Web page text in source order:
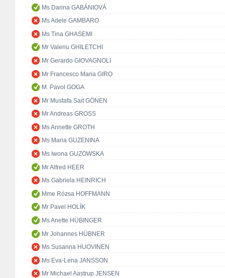
Ms Darina GABÁNIOVÁ
Ms Adele GAMBARO
Ms Tina GHASEMI
Mr Valeriu GHILETCHI
Mr Gerardo GIOVAGNOLI
Mr Francesco Maria GIRO
M. Pavol GOGA
Mr Mustafa Sait GÖNEN
Mr Andreas GROSS
Ms Annette GROTH
Ms Maria GUZENINA
Ms Iwona GUZOWSKA
Mr Alfred HEER
Ms Gabriela HEINRICH
Mme Rózsa HOFFMANN
Mr Pavel HOLÍK
Ms Anette HÜBINGER
Mr Johannes HÜBNER
Ms Susanna HUOVINEN
Ms Eva-Lena JANSSON
Mr Michael Aastrup JENSEN